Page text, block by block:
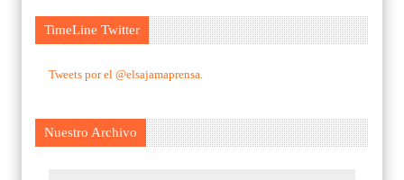
TimeLine Twitter
Tweets por el @elsajamaprensa.
Nuestro Archivo